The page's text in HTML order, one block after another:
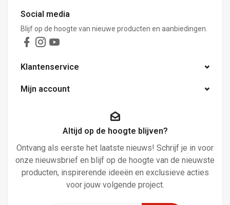
Social media
Blijf op de hoogte van nieuwe producten en aanbiedingen.
Klantenservice
Mijn account
Altijd op de hoogte blijven?
Ontvang als eerste het laatste nieuws! Schrijf je in voor
onze nieuwsbrief en blijf op de hoogte van de nieuwste
producten, inspirerende ideeën en exclusieve acties
voor jouw volgende project.